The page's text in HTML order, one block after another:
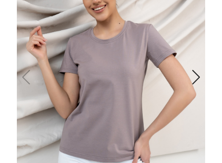
Простыни
Пододеяльники
Одеяла и подушки
Подушки
Одеяла
Матрасы и наматрасники
Наматрасники
Матрасы
Текстиль для ванной
Халаты
Текстиль для кухни